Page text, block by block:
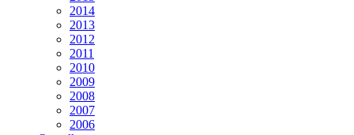
2014
2013
2012
2011
2010
2009
2008
2007
2006